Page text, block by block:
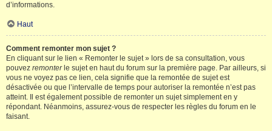
d’informations.
Haut
Comment remonter mon sujet ?
En cliquant sur le lien « Remonter le sujet » lors de sa consultation, vous
pouvez remonterle sujet en haut du forum sur la première page. Par ailleurs, si
vous ne voyez pas ce lien, cela signifie que la remontée de sujet est
désactivée ou que l’intervalle de temps pour autoriser la remontée n’est pas
atteint. Il est également possible de remonter un sujet simplement en y
répondant. Néanmoins, assurez-vous de respecter les règles du forum en le
faisant.